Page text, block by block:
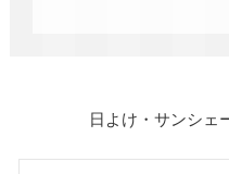
日よけ・サンシェ